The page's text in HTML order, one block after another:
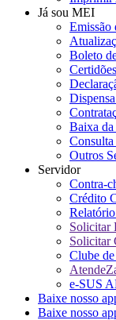
Já sou MEI
Boleto
Baixa da
Outros
Servidor
Contra-
Crédito
Solicitar
Solicitar
Clube
e-SUS
Baixe nosso
Baixe nosso